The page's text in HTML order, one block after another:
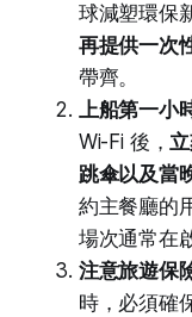
球減塑環保
再提供一次
帶齊。
上船第一小
Wi-Fi 後，
跳傘以及當
約主餐廳的
場次通常在
注意旅遊保
時，必須確